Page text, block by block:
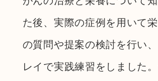
た後、実際の症例を用いて
の質問や提案の検討を行い
レイで実践練習をしました